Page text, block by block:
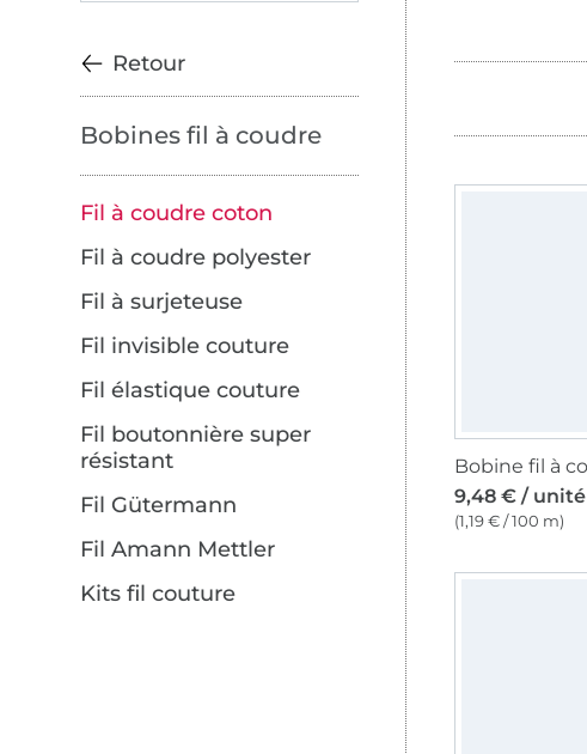
Retour
Bobines fil à coudre
Fil à coudre coton
Fil à coudre polyester
Fil à surjeteuse
Fil invisible couture
Fil élastique couture
Fil boutonnière super
résistant
Fil Gütermann
Fil Amann Mettler
Kits fil couture
9,48 € / unité
(1,19 € / 100 m)